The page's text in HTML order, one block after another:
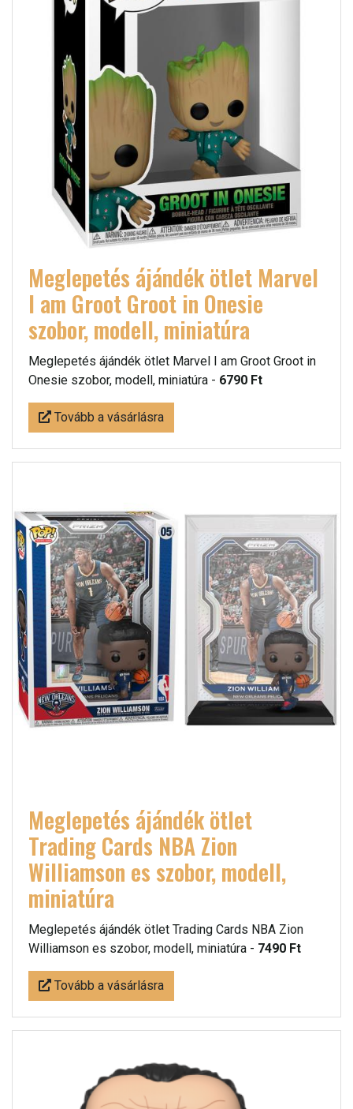
Meglepetés ájándék ötlet Marvel
I am Groot Groot in Onesie
szobor, modell, miniatúra
Meglepetés ájándék ötlet Marvel I am Groot Groot in
Onesie szobor, modell, miniatúra - 6790 Ft
Tovább a vásárlásra
Meglepetés ájándék ötlet
Trading Cards NBA Zion
Williamson es szobor, modell,
miniatúra
Meglepetés ájándék ötlet Trading Cards NBA Zion
Williamson es szobor, modell, miniatúra - 7490 Ft
Tovább a vásárlásra